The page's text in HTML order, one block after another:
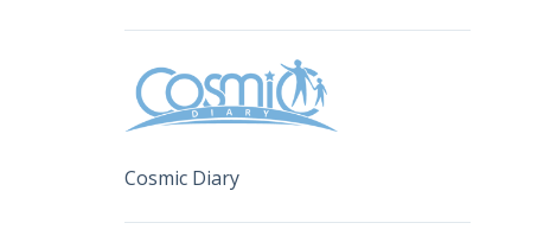
Cosmic Diary